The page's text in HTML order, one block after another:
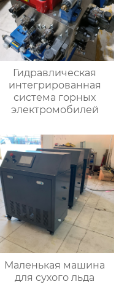
Гидравлическая
интегрированная
система горных
электромобилей
Маленькая машина
для сухого льда